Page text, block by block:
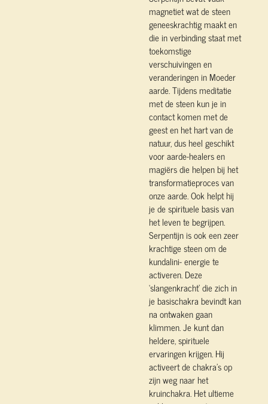
magnetiet wat de steen
geneeskrachtig maakt en
die in verbinding staat met
toekomstige
verschuivingen en
veranderingen in Moeder
aarde. Tijdens meditatie
met de steen kun je in
contact komen met de
geest en het hart van de
natuur, dus heel geschikt
voor aarde-healers en
magiërs die helpen bij het
transformatieproces van
onze aarde. Ook helpt hij
je de spirituele basis van
het leven te begrijpen.
Serpentijn is ook een zeer
krachtige steen om de
kundalini- energie te
activeren. Deze
‘slangenkracht’ die zich in
je basischakra bevindt kan
na ontwaken gaan
klimmen. Je kunt dan
heldere, spirituele
ervaringen krijgen. Hij
activeert de chakra’s op
zijn weg naar het
kruinchakra. Het ultieme